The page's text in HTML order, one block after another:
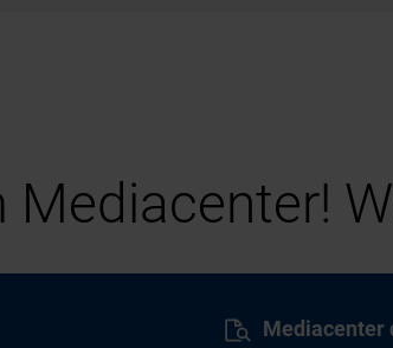
Mediacenter